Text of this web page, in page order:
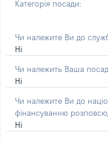
Категорія посади:
Чи належите Ви до
Ні
Чи належить Ваша
Ні
Чи належите Ви до
фінансуванню
Ні